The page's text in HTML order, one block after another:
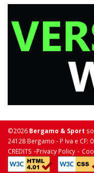
©2026 Bergamo & Sport
24128 Bergamo - P Iva e CF:
CREDITS -Privacy Policy -